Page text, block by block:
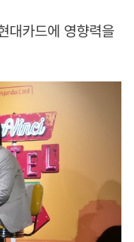
대카드에 영향력을